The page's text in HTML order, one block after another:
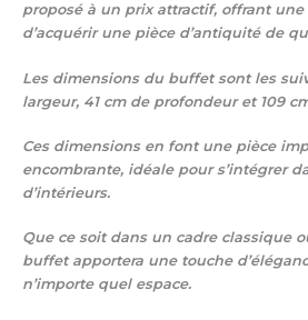
proposé à un prix attractif, offrant
d’acquérir une pièce d’antiquité de
Les dimensions du buffet sont les
largeur, 41 cm de profondeur et 109
Ces dimensions en font une pièce
encombrante, idéale pour s’intégrer
d’intérieurs.
Que ce soit dans un cadre classique
buffet apportera une touche
n’importe quel espace.